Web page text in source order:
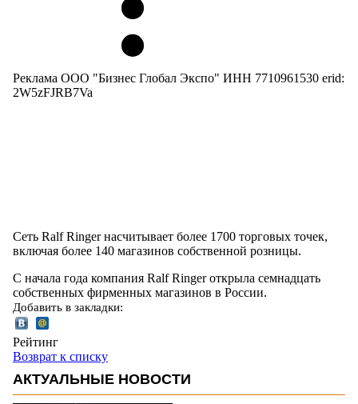
Реклама ООО "Бизнес Глобал Экспо" ИНН 7710961530 erid:
2W5zFJRB7Va
Сеть Ralf Ringer насчитывает более 1700 торговых точек,
включая более 140 магазинов собственной розницы.
С начала года компания Ralf Ringer открыла семнадцать
собственных фирменных магазинов в России.
Добавить в закладки:
Рейтинг
Возврат к списку
АКТУАЛЬНЫЕ НОВОСТИ